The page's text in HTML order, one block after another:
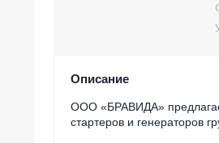
Описание
ООО «БРАВИДА»
стартеров и генераторов